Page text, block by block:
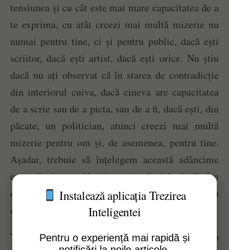
tensiunea și cu cât este mai mare capacitatea de a
te exprima, cu atât creezi mai multă mizerie nu
numai pentru tine, ci și pentru public, dacă ești
scriitor, dacă ești artist, dacă ești orice. Nu știu
dacă nu ați observat că în starea de contradicție
din interiorul cuiva, dacă cineva are capacitatea
de a scrie sau de a picta, sau de a fi, dacă ești, din
păcate, un politician, atunci creezi mai multă
mizerie pentru om și, de asemenea, pentru tine.
Așadar, trebuie să înțelegem această adâncime
enormă și semnificația contradicției și să fim
complet liberi de ea. Pentru că, dacă nu ești, nu
există dragoste.
Tot ce știm despre dragoste este o contradicție, o
Instalează aplicația Trezirea
Inteligentei
Pentru o experiență mai rapidă și